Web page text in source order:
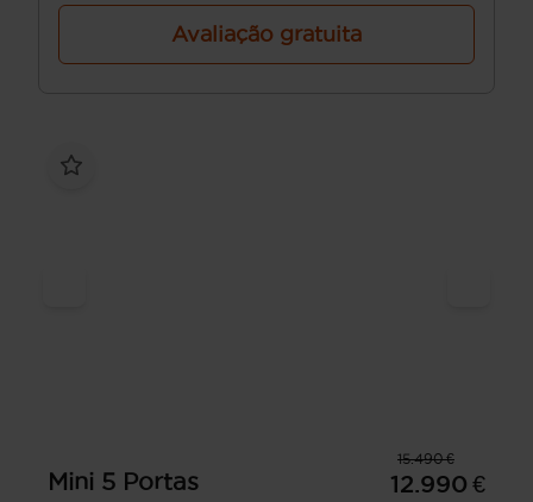
Avaliação gratuita
15.490 €
Mini 5 Portas 12.990 €